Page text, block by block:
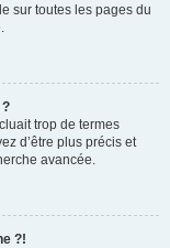
sur toutes les pages du
trop de termes
d’être plus précis et
avancée.
?!